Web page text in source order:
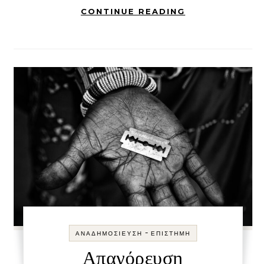
CONTINUE READING
ΑΝΑΔΗΜΟΣΊΕΥΣΗ - ΕΠΙΣΤΉΜΗ
Απαγόρευση